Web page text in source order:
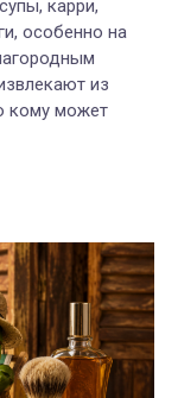
карри,
особенно на
из
кому может